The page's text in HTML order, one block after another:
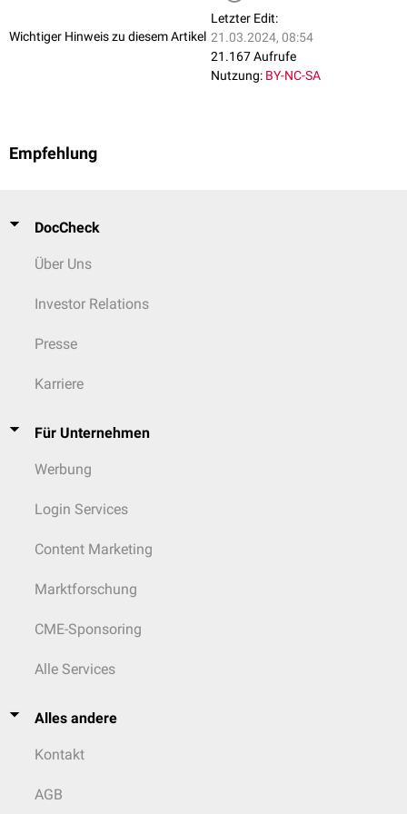
Wichtiger Hinweis zu diesem Artikel
Letzter Edit:
21.03.2024, 08:54
21.167 Aufrufe
Nutzung: BY-NC-SA
Empfehlung
DocCheck
Über Uns
Investor Relations
Presse
Karriere
Für Unternehmen
Werbung
Login Services
Content Marketing
Marktforschung
CME-Sponsoring
Alle Services
Alles andere
Kontakt
AGB